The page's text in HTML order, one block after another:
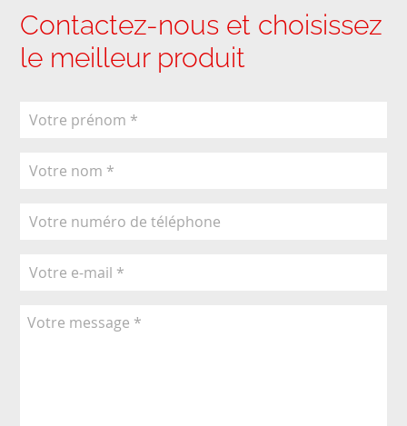
Contactez-nous et choisissez
le meilleur produit